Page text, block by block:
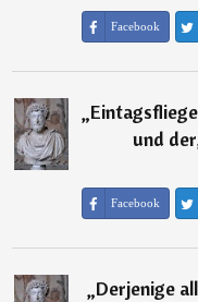
Facebook
„
und
Facebook
„Derjenige